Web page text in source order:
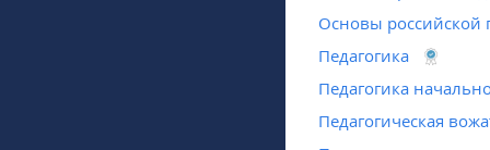
Основы российской
Педагогика
Педагогика
Педагогическая